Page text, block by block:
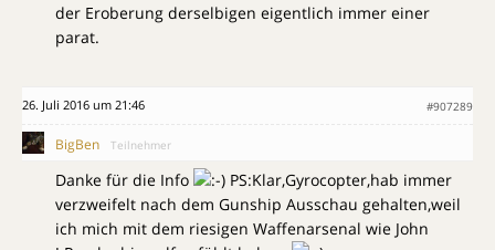
der Eroberung derselbigen eigentlich immer einer
parat.
26. Juli 2016 um 21:46 #907289
BigBen Teilnehmer
Danke für die Info
PS:Klar,Gyrocopter,hab immer
verzweifelt nach dem Gunship Ausschau gehalten,weil
ich mich mit dem riesigen Waffenarsenal wie John